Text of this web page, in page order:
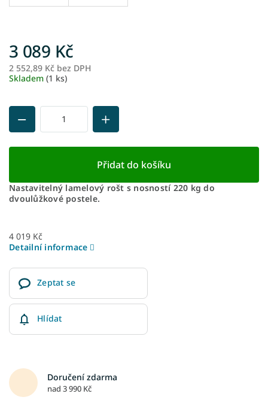
3 089 Kč
2 552,89 Kč bez DPH
Skladem (1 ks)
Přidat do košíku
Nastavitelný lamelový rošt s nosností 220 kg do
dvoulůžkové postele.
4 019 Kč
Detailní informace
Zeptat se
Hlídat
Doručení zdarma
nad 3 990 Kč